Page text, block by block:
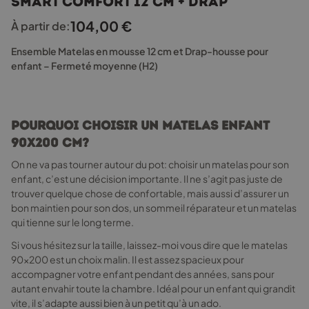
Les
options
peuvent
être
la
page
du
produit
À partir de:104,00 €
Ensemble Matelas en mousse 12 cm et Drap-housse pour
enfant – Fermeté moyenne (H2)
Pourquoi choisir un matelas enfant
90x200 cm?
On ne va pas tourner autour du pot: choisir un matelas pour son
enfant, c’est une décision importante. Il ne s’agit pas juste de
trouver quelque chose de confortable, mais aussi d’assurer un
bon maintien pour son dos, un sommeil réparateur et un matelas
qui tienne sur le long terme.
Si vous hésitez sur la taille, laissez-moi vous dire que le matelas
90x200 est un choix malin. Il est assez spacieux pour
accompagner votre enfant pendant des années, sans pour
autant envahir toute la chambre. Idéal pour un enfant qui grandit
vite, il s’adapte aussi bien à un petit qu’à un ado.